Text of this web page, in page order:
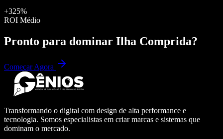
+325%
ROI Médio
Pronto para dominar Ilha Comprida?
Começar Agora
Transformando o digital com design de alta performance e
tecnologia. Somos especialistas em criar marcas e sistemas que
dominam o mercado.